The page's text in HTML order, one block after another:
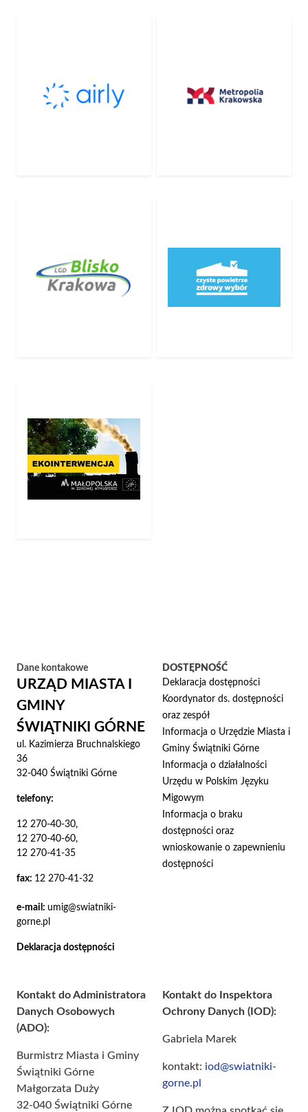
Dane kontakowe
URZĄD MIASTA I
GMINY
ŚWIĄTNIKI GÓRNE
ul. Kazimierza Bruchnalskiego
36
32-040 Świątniki Górne
telefony:
12 270-40-30,
12 270-40-60,
12 270-41-35
fax: 12 270-41-32
e-mail: umig@swiatniki-
gorne.pl
Deklaracja dostępności
DOSTĘPNOŚĆ
Deklaracja dostępności
Koordynator ds. dostępności
oraz zespół
Informacja o Urzędzie Miasta i
Gminy Świątniki Górne
Informacja o działalności
Urzędu w Polskim Języku
Migowym
Informacja o braku
dostępności oraz
wnioskowanie o zapewnieniu
dostępności
Kontakt do Administratora
Danych Osobowych
(ADO):
Burmistrz Miasta i Gminy
Świątniki Górne
Małgorzata Duży
32-040 Świątniki Górne
Kontakt do Inspektora
Ochrony Danych (IOD):
Gabriela Marek
kontakt: iod@swiatniki-
gorne.pl